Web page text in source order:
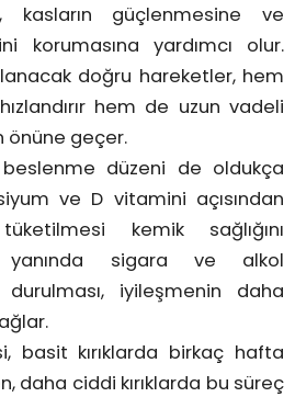
kasların güçlenmesine ve
korumasına yardımcı olur.
doğru hareketler, hem
hem de uzun vadeli
önüne geçer.
düzeni de oldukça
ve D vitamini açısından
kemik sağlığını
yanında sigara ve alkol
durulması, iyileşmenin daha
basit kırıklarda birkaç hafta
daha ciddi kırıklarda bu süreç